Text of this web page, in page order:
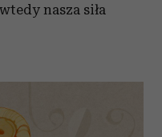
nasza siła